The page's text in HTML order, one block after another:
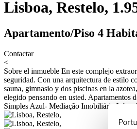
Lisboa, Restelo,
Apartamento/Piso 4
Contactar
<
Sobre el inmueble En este complejo
seguridad. Con una arquitectura de estilo
sauna, gimnasio y dos piscinas en la
elegido pensando en usted. Apartamentos
Simples Azul- Mediação Imobiliária Lda -